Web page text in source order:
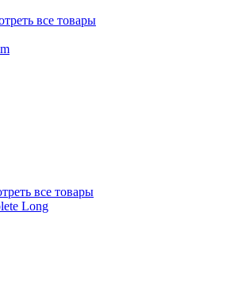
все товары
все товары
Long